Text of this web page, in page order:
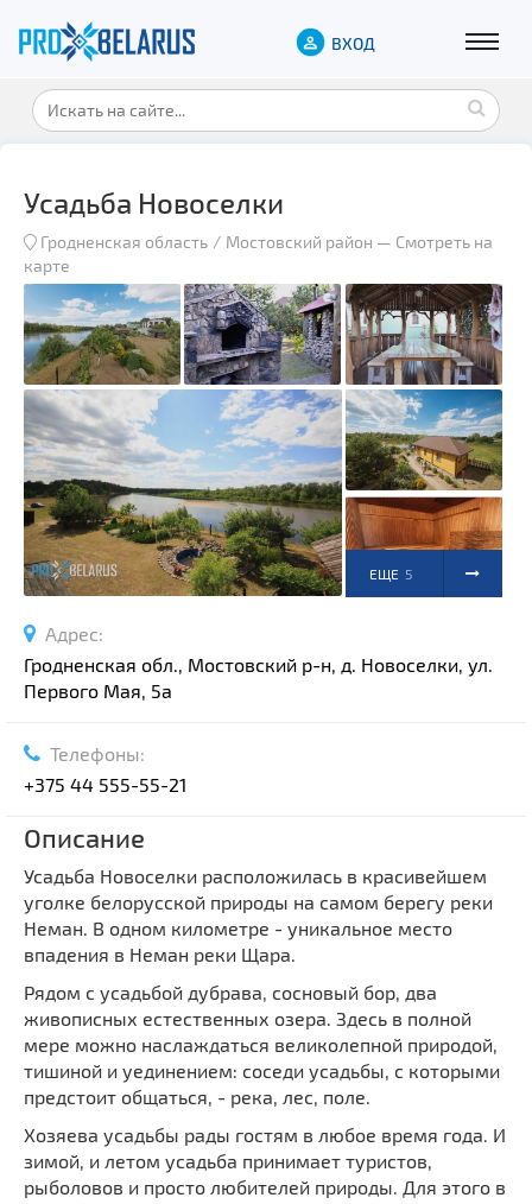
ВХОД
Усадьба Новоселки
Гродненская область Мостовский район — Смотреть на
карте
ЕЩЕ 5
Адрес:
Гродненская обл., Мостовский р-н, д. Новоселки, ул.
Первого Мая, 5а
Телефоны:
+375 44 555-55-21
Описание
Усадьба Новоселки расположилась в красивейшем
уголке белорусской природы на самом берегу реки
Неман. В одном километре - уникальное место
впадения в Неман реки Щара.
Рядом с усадьбой дубрава, сосновый бор, два
живописных естественных озера. Здесь в полной
мере можно наслаждаться великолепной природой,
тишиной и уединением: соседи усадьбы, с которыми
предстоит общаться, - река, лес, поле.
Хозяева усадьбы рады гостям в любое время года. И
зимой, и летом усадьба принимает туристов,
рыболовов и просто любителей природы. Для этого в